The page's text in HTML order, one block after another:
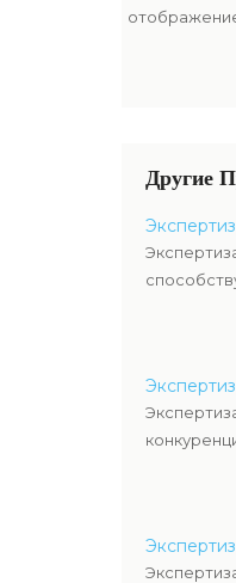
Другие